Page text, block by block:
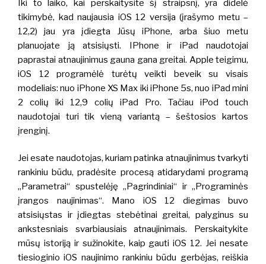
Iki to laiko, kai perskaitysite šį straipsnį, yra didelė
tikimybė, kad naujausia iOS 12 versija (įrašymo metu –
12,2) jau yra įdiegta Jūsų iPhone, arba šiuo metu
planuojate ją atsisiųsti. IPhone ir iPad naudotojai
paprastai atnaujinimus gauna gana greitai. Apple teigimu,
iOS 12 programėlė turėtų veikti beveik su visais
modeliais: nuo iPhone XS Max iki iPhone 5s, nuo iPad mini
2 colių iki 12,9 colių iPad Pro.
Tačiau iPod touch
naudotojai turi tik vieną variantą – šeštosios kartos
įrenginį.
Jei esate naudotojas, kuriam patinka atnaujinimus tvarkyti
rankiniu būdu, pradėsite procesą atidarydami programą
„Parametrai“ spustelėję „Pagrindiniai“ ir „Programinės
įrangos naujinimas“. Mano iOS 12 diegimas buvo
atsisiųstas ir įdiegtas stebėtinai greitai, palyginus su
ankstesniais svarbiausiais atnaujinimais.
Perskaitykite
mūsų istoriją ir sužinokite, kaip gauti iOS 12. Jei nesate
tiesioginio iOS naujinimo rankiniu būdu gerbėjas, reiškia